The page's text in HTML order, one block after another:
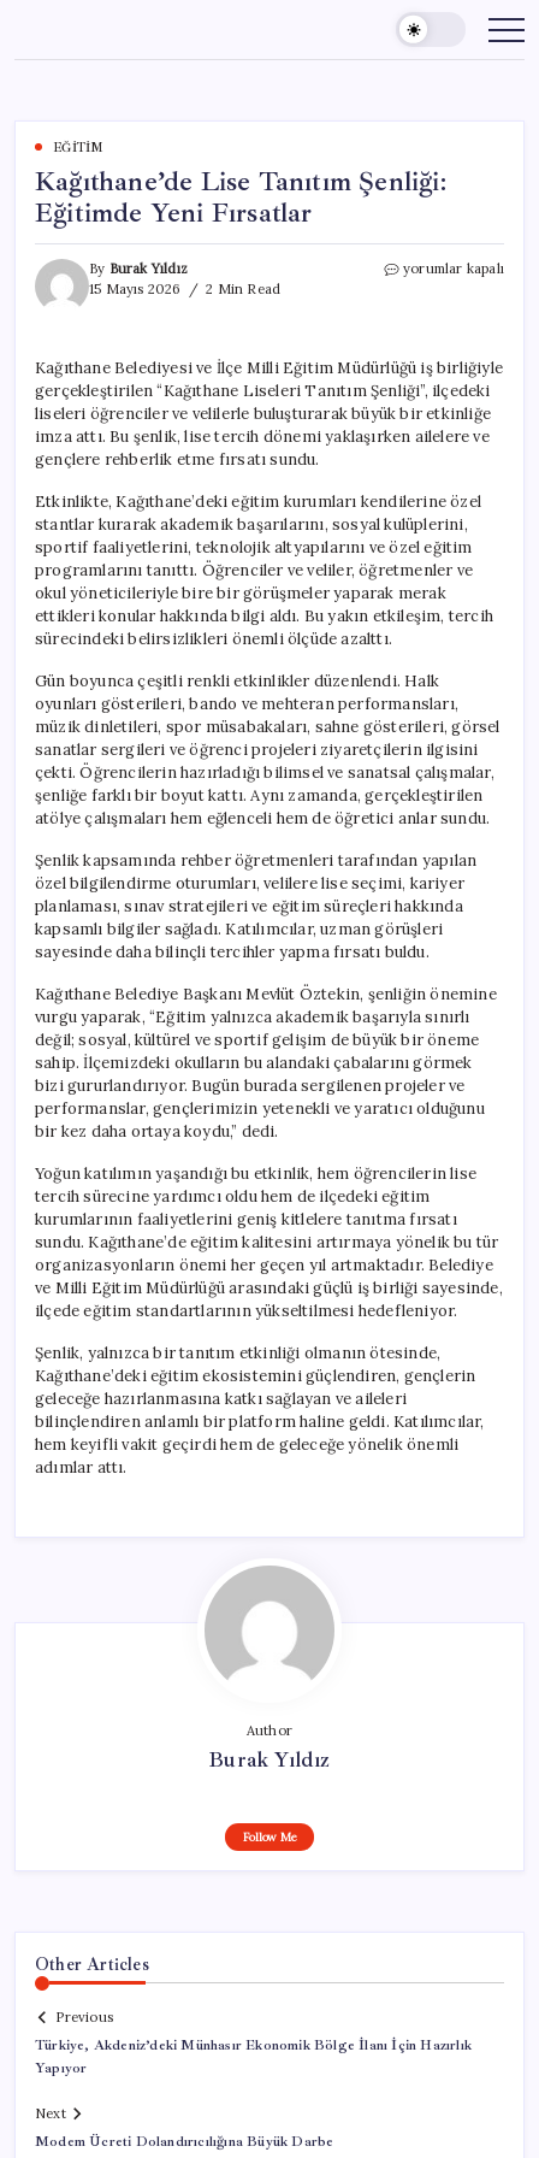
content
EĞITIM
Kağıthane’de Lise Tanıtım Şenliği:
Eğitimde Yeni Fırsatlar
By Burak Yıldız
15 Mayıs 2026
2 Min Read
Kağıthane’de
Yeni
Fırsatlar
için
yorumlar kapalı
Kağıthane Belediyesi ve İlçe Milli Eğitim Müdürlüğü iş birliğiyle
gerçekleştirilen “Kağıthane Liseleri Tanıtım Şenliği”, ilçedeki
liseleri öğrenciler ve velilerle buluşturarak büyük bir etkinliğe
imza attı. Bu şenlik, lise tercih dönemi yaklaşırken ailelere ve
gençlere rehberlik etme fırsatı sundu.
Etkinlikte, Kağıthane’deki eğitim kurumları kendilerine özel
stantlar kurarak akademik başarılarını, sosyal kulüplerini,
sportif faaliyetlerini, teknolojik altyapılarını ve özel eğitim
programlarını tanıttı. Öğrenciler ve veliler, öğretmenler ve
okul yöneticileriyle bire bir görüşmeler yaparak merak
ettikleri konular hakkında bilgi aldı. Bu yakın etkileşim, tercih
sürecindeki belirsizlikleri önemli ölçüde azalttı.
Gün boyunca çeşitli renkli etkinlikler düzenlendi. Halk
oyunları gösterileri, bando ve mehteran performansları,
müzik dinletileri, spor müsabakaları, sahne gösterileri, görsel
sanatlar sergileri ve öğrenci projeleri ziyaretçilerin ilgisini
çekti. Öğrencilerin hazırladığı bilimsel ve sanatsal çalışmalar,
şenliğe farklı bir boyut kattı. Aynı zamanda, gerçekleştirilen
atölye çalışmaları hem eğlenceli hem de öğretici anlar sundu.
Şenlik kapsamında rehber öğretmenleri tarafından yapılan
özel bilgilendirme oturumları, velilere lise seçimi, kariyer
planlaması, sınav stratejileri ve eğitim süreçleri hakkında
kapsamlı bilgiler sağladı. Katılımcılar, uzman görüşleri
sayesinde daha bilinçli tercihler yapma fırsatı buldu.
Kağıthane Belediye Başkanı Mevlüt Öztekin, şenliğin önemine
vurgu yaparak, “Eğitim yalnızca akademik başarıyla sınırlı
değil; sosyal, kültürel ve sportif gelişim de büyük bir öneme
sahip. İlçemizdeki okulların bu alandaki çabalarını görmek
bizi gururlandırıyor. Bugün burada sergilenen projeler ve
performanslar, gençlerimizin yetenekli ve yaratıcı olduğunu
bir kez daha ortaya koydu,” dedi.
Yoğun katılımın yaşandığı bu etkinlik, hem öğrencilerin lise
tercih sürecine yardımcı oldu hem de ilçedeki eğitim
kurumlarının faaliyetlerini geniş kitlelere tanıtma fırsatı
sundu. Kağıthane’de eğitim kalitesini artırmaya yönelik bu tür
organizasyonların önemi her geçen yıl artmaktadır. Belediye
ve Milli Eğitim Müdürlüğü arasındaki güçlü iş birliği sayesinde,
ilçede eğitim standartlarının yükseltilmesi hedefleniyor.
Şenlik, yalnızca bir tanıtım etkinliği olmanın ötesinde,
Kağıthane’deki eğitim ekosistemini güçlendiren, gençlerin
geleceğe hazırlanmasına katkı sağlayan ve aileleri
bilinçlendiren anlamlı bir platform haline geldi. Katılımcılar,
hem keyifli vakit geçirdi hem de geleceğe yönelik önemli
adımlar attı.
Author
Burak Yıldız
Follow Me
Other Articles
Previous
Türkiye, Akdeniz’deki Münhasır Ekonomik Bölge İlanı İçin Hazırlık
Yapıyor
Next
Modem Ücreti Dolandırıcılığına Büyük Darbe